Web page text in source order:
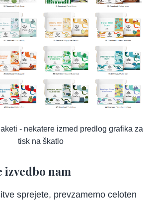
- nekatere izmed predlog grafika za
tisk na škatlo
izvedbo nam
sprejete, prevzamemo celoten